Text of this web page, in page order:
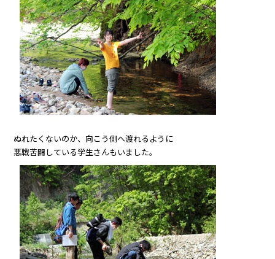
ぬれたくないのか、向こう側へ渡れるように
悪戦苦闘している学生さんもいました。